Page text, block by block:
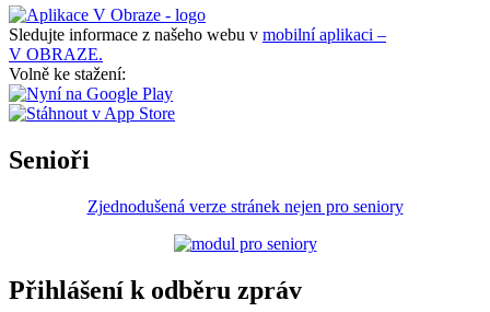
Sledujte informace z našeho webu v mobilní aplikaci –
V OBRAZE.
Volně ke stažení:
Senioři
Zjednodušená verze stránek nejen pro seniory
Přihlášení k odběru zpráv